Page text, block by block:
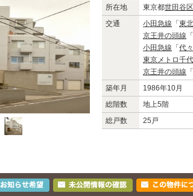
所在地 東京都世田谷区
交通
小田急線 「 東
京王井の頭線 「
小田急線 「 代
東京メトロ千
京王井の頭線 「
築年月
1986年10月
総階数
地上5階
総戸数
25戸